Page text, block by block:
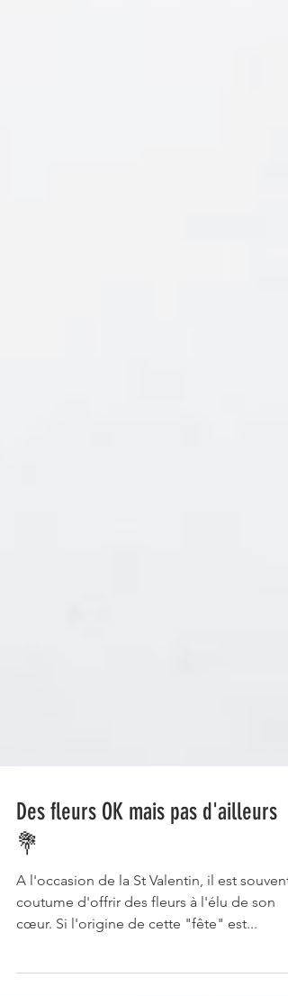
Des fleurs OK mais pas d'ailleurs
💐
A l'occasion de la St Valentin, il est souvent
coutume d'offrir des fleurs à l'élu de son